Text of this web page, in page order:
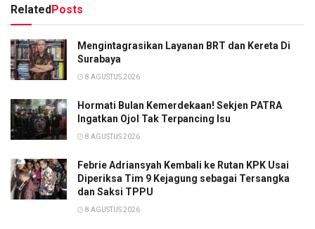
Related Posts
Mengintagrasikan Layanan BRT dan Kereta Di
Surabaya
8 AGUSTUS 2026
Hormati Bulan Kemerdekaan! Sekjen PATRA
Ingatkan Ojol Tak Terpancing Isu
8 AGUSTUS 2026
Febrie Adriansyah Kembali ke Rutan KPK Usai
Diperiksa Tim 9 Kejagung sebagai Tersangka
dan Saksi TPPU
8 AGUSTUS 2026